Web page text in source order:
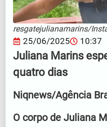
resgatejulianamarins/
25/06/2025 10:37
Juliana Marins
quatro dias
Niqnews/Agência
O corpo de Juliana